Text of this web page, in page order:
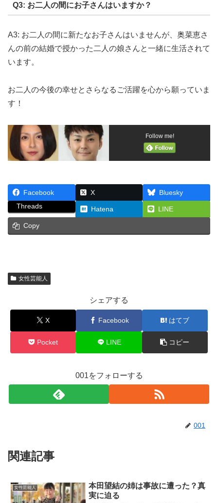
Q3: お二人の間にお子さんはいますか？
A3: お二人の間に新たなお子さんはいませんが、奥菜恵さ
んの前の結婚で授かった二人の娘さんと一緒に生活されて
います。
お二人の今後の幸せとさらなるご活躍を心から願っていま
す！
Follow me!
Facebook X
Bluesky
Threads
Hatena LINE
Copy
女性芸能人
シェアする
X Facebook はてブ
Pocket LINE コピー
001をフォローする
001
関連記事
女性芸能人
本田望結の姉は事故に遭った？真
実に迫る